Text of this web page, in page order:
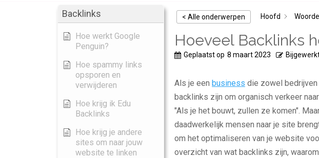
Backlinks
Hoe werkt Google
Penguin?
Hoe spammy links
opsporen en
verwijderen
Hoe krijg ik Edu
Backlinks
Hoe krijg je andere
sites om naar jouw
website te linken
< Alle onderwerpen Hoofd
Hoeveel Backlinks
Geplaatst op 8 maart 2023
Als je een business die zowel
backlinks zijn om organisch verkeer
"Als je het bouwt, zullen ze komen".
daadwerkelijk mensen naar je site
om het optimaliseren van je website
overzicht van wat backlinks zijn,